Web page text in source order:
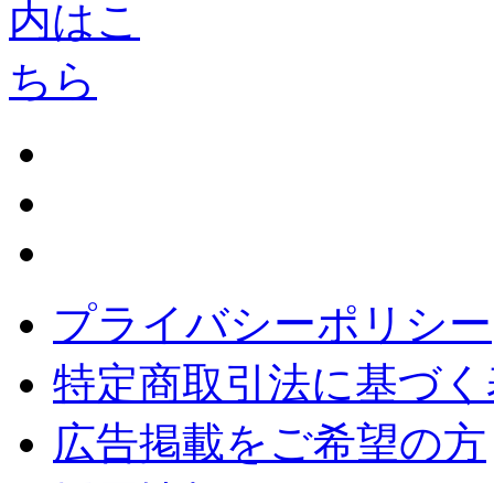
プライバシーポリシー
特定商取引法に基づ
広告掲載をご希望の方